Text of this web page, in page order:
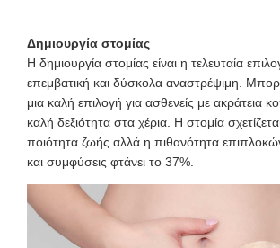
Δημιουργία στομίας
Η δημιουργία στομίας είναι η τελευταία
επεμβατική και δύσκολα αναστρέψιμη.
μια καλή επιλογή για ασθενείς με ακράτεια
καλή δεξιότητα στα χέρια. Η στομία
ποιότητα ζωής αλλά η πιθανότητα
και συμφύσεις φτάνει το 37%.